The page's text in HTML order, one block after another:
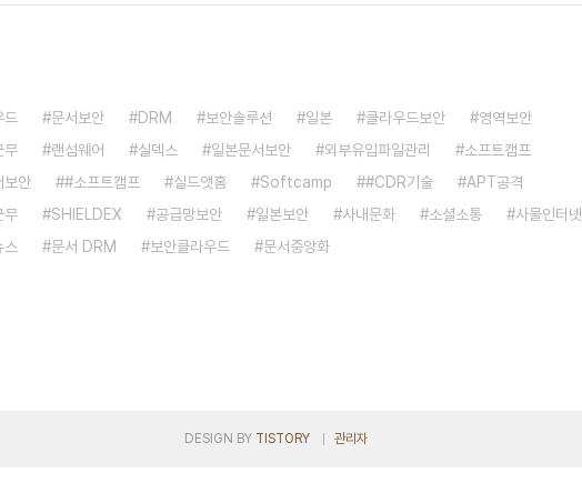
드 문서보안 DRM 보안솔루션 일본 클라우드보안
영역보안
무
랜섬웨어 실덱스 일본문서보안 외부유입파일관리
소프트캠프
보안
#소프트캠프 실드앳홈 Softcamp #CDR기술
APT공격
무
SHIELDEX 공급망보안 일본보안 사내문화 소셜소통
사물인터넷
스
문서 DRM 보안클라우드 문서중앙화
DESIGN BY TISTORY 관리자